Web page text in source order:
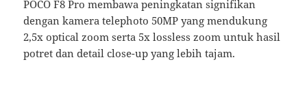
POCO F8 Pro membawa peningkatan signifikan
dengan kamera telephoto 50MP yang mendukung
2,5x optical zoom serta 5x lossless zoom untuk hasil
potret dan detail close-up yang lebih tajam.